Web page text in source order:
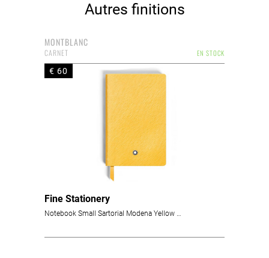
Autres finitions
MONTBLANC
EN STOCK
CARNET
€ 60
Fine Stationery
Notebook Small Sartorial Modena Yellow Lined